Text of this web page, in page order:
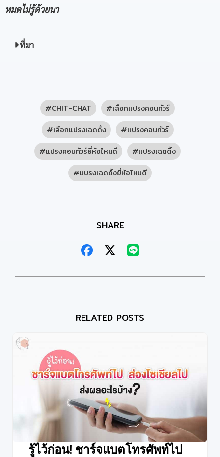
หมดไม่รู้ด้วยนา
ที่มา
CHIT-CHAT
เลือกแปรงคอนทัวร์
เลือกแปรงเฉดดิ้ง
แปรงคอนทัวร์
แปรงคอนทัวร์ยี่ห้อไหนดี
แปรงเฉดดิ้ง
แปรงเฉดดิ้งยี่ห้อไหนดี
SHARE
RELATED POSTS
รู้ไว้ก่อน! ชาร์จแบตโทรศัพท์ไป